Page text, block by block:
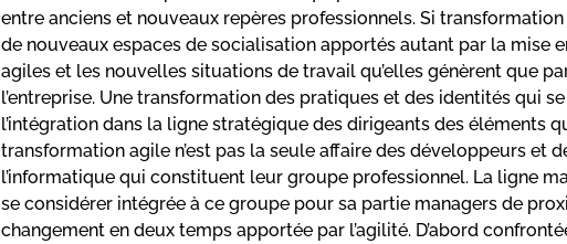
entre anciens et nouveaux repères professionnels. Si transformation
de nouveaux espaces de socialisation apportés autant par la mise
agiles et les nouvelles situations de travail qu’elles génèrent que
l’entreprise. Une transformation des pratiques et des identités qui
l’intégration dans la ligne stratégique des dirigeants des éléments
transformation agile n’est pas la seule affaire des développeurs et
l’informatique qui constituent leur groupe professionnel. La ligne
se considérer intégrée à ce groupe pour sa partie managers de
changement en deux temps apportée par l’agilité. D’abord